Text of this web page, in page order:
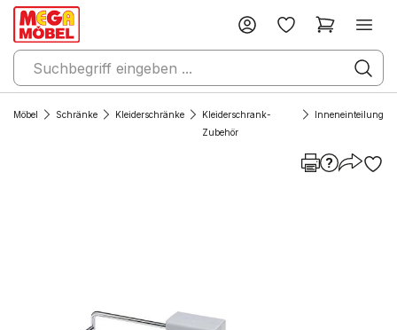
Möbel Schränke Kleiderschränke
Kleiderschrank-
Zubehör
Inneneinteilung